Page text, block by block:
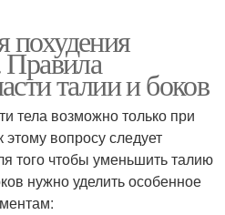
похудения
Правила
талии и боков
тела возможно только при
вопросу следует
того чтобы уменьшить талию
нужно уделить особенное